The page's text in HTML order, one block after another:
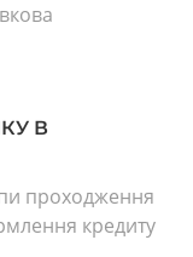
В
проходження
кредиту